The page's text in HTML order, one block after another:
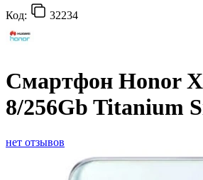
Код: 32234
Смартфон Honor
8/256Gb Titanium
нет отзывов